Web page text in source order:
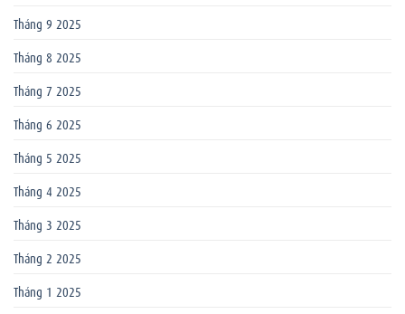
Tháng 9 2025
Tháng 8 2025
Tháng 7 2025
Tháng 6 2025
Tháng 5 2025
Tháng 4 2025
Tháng 3 2025
Tháng 2 2025
Tháng 1 2025